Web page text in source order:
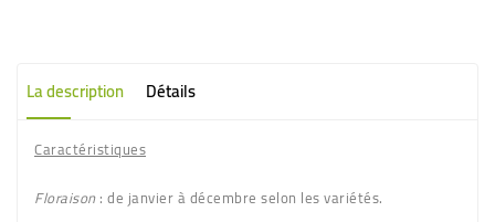
La description Détails
Caractéristiques
Floraison: de janvier à décembre selon les variétés.